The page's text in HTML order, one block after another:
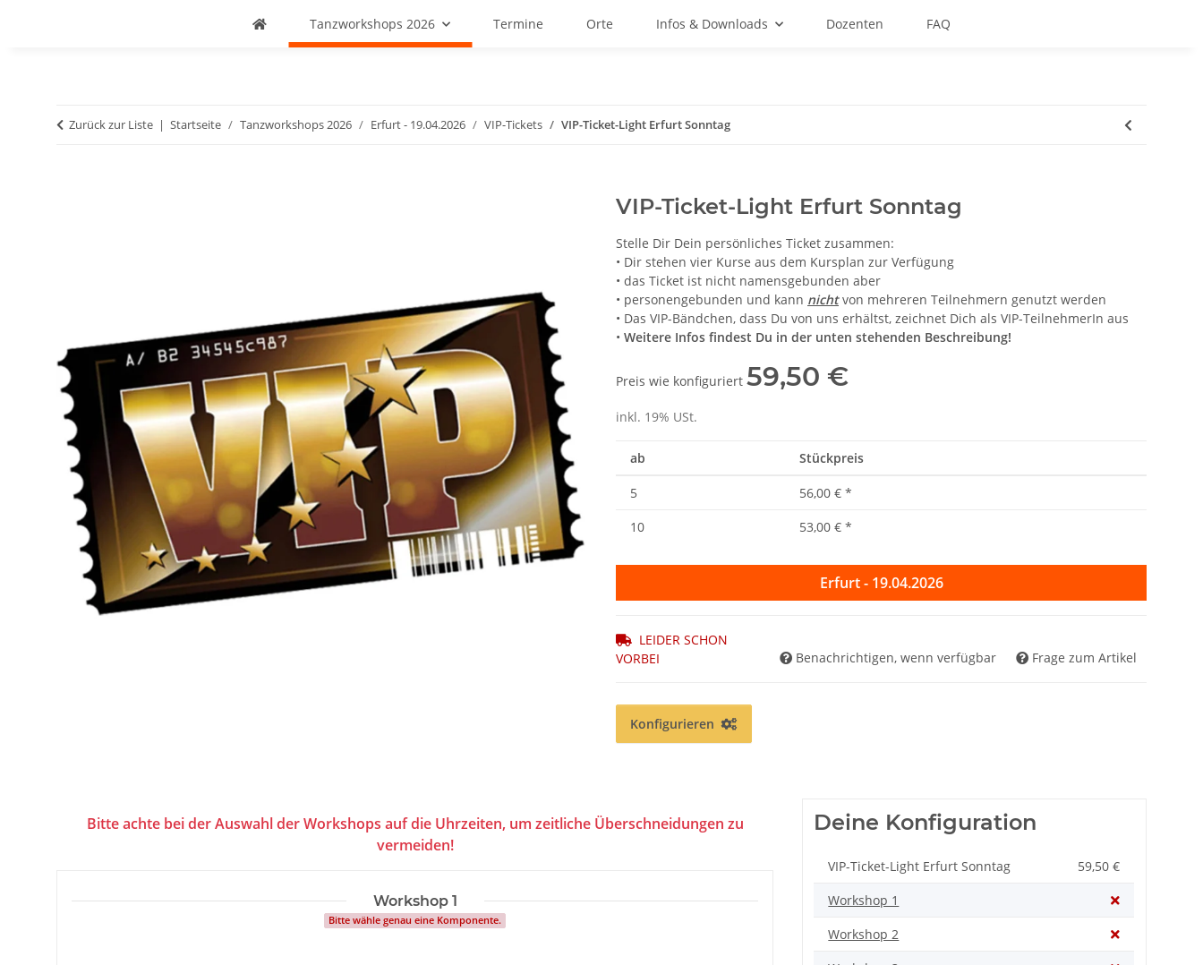
Tanzworkshops 2026 Termine Orte Infos & Downloads Dozenten FAQ
Zurück zur Liste Startseite Tanzworkshops 2026 Erfurt - 19.04.2026 VIP-Tickets VIP-Ticket-Light Erfurt Sonntag
VIP-Ticket-Light Erfurt Sonntag
Stelle Dir Dein persönliches Ticket zusammen:
• Dir stehen vier Kurse aus dem Kursplan zur Verfügung
• das Ticket ist nicht namensgebunden aber
• personengebunden und kann nichtvon mehreren Teilnehmern genutzt werden
• Das VIP-Bändchen, dass Du von uns erhältst, zeichnet Dich als VIP-TeilnehmerIn aus
• Weitere Infos findest Du in der unten stehenden Beschreibung!
Preis wie konfiguriert 59,50 €
inkl. 19% USt.
ab Stückpreis
5 56,00 € *
10
53,00 € *
Erfurt - 19.04.2026
LEIDER SCHON
VORBEI
Benachrichtigen, wenn verfügbar Frage zum Artikel
Konfigurieren
Bitte achte bei der Auswahl der Workshops auf die Uhrzeiten, um zeitliche Überschneidungen zu
vermeiden!
Workshop 1
Bitte wähle genau eine Komponente.
Deine Konfiguration
VIP-Ticket-Light Erfurt Sonntag
59,50 €
Workshop 1
Workshop 2